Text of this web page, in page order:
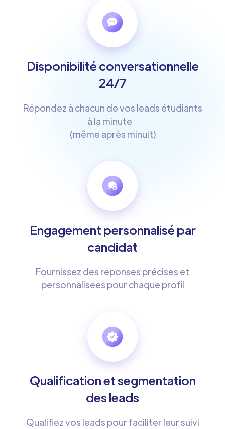
Disponibilité conversationnelle
24/7
Répondez à chacun de vos leads étudiants
à la minute
(même après minuit)
Engagement personnalisé par
candidat
Fournissez des réponses précises et
personnalisées pour chaque profil
Qualification et segmentation
des leads
Qualifiez vos leads pour faciliter leur suivi